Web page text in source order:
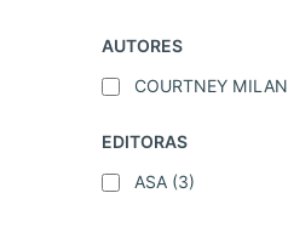
AUTORES
COURTNEY MILAN
EDITORAS
ASA (3)